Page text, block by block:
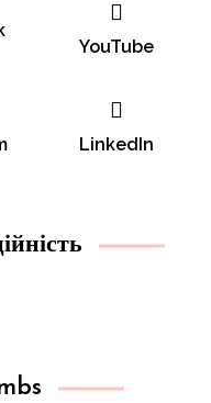
YouTube
LinkedIn